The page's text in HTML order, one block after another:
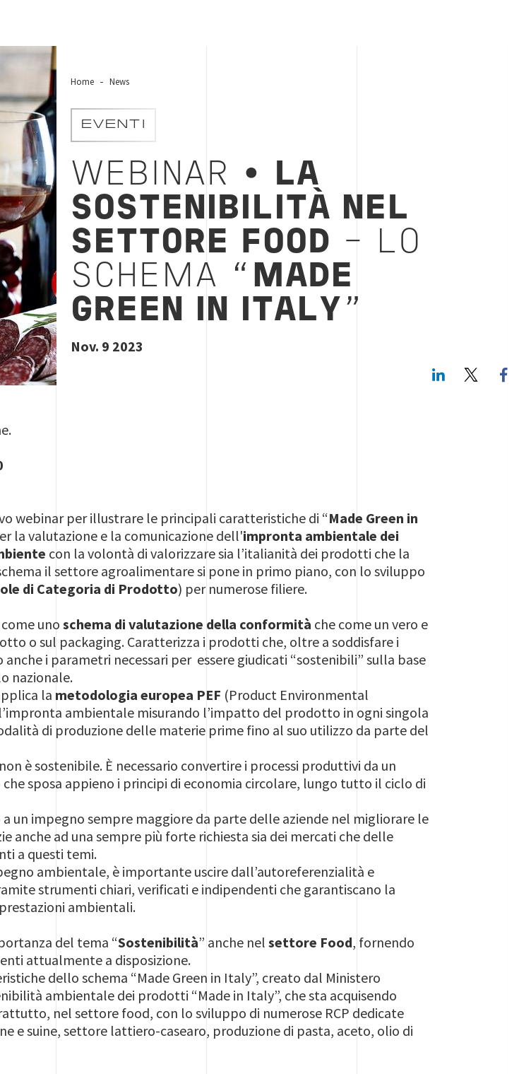
Home News
EVENTI
WEBINAR • LA
SOSTENIBILITÀ NEL
SETTORE FOOD - LO
SCHEMA “ MADE
GREEN IN ITALY ”
Nov. 9 2023
LinkedIn
webinar per illustrare le principali caratteristiche di “Made Green in
la valutazione e la comunicazione dell'impronta ambientale dei
con la volontà di valorizzare sia l’italianità dei prodotti che la
il settore agroalimentare si pone in primo piano, con lo sviluppo
di Categoria di Prodotto) per numerose filiere.
come unoschema di valutazione della conformità che come un vero e
o sul packaging. Caratterizza i prodotti che, oltre a soddisfare i
i parametri necessari per essere giudicati “sostenibili” sulla base
nazionale.
la metodologia europea PEF (Product Environmental
ambientale misurando l’impatto del prodotto in ogni singola
di produzione delle materie prime fino al suo utilizzo da parte del
è sostenibile. È necessario convertire i processi produttivi da un
sposa appieno i principi di economia circolare, lungo tutto il ciclo di
un impegno sempre maggiore da parte delle aziende nel migliorare le
anche ad una sempre più forte richiesta sia dei mercati che delle
a questi temi.
ambientale, è importante uscire dall’autoreferenzialità e
strumenti chiari, verificati e indipendenti che garantiscano la
ambientali.
del tema “Sostenibilità” anche nelsettore Food, fornendo
attualmente a disposizione.
dello schema “Made Green in Italy”, creato dal Ministero
ambientale dei prodotti “Made in Italy”, che sta acquisendo
nel settore food, con lo sviluppo di numerose RCP dedicate
e suine, settore lattiero-casearo, produzione di pasta, aceto, olio di